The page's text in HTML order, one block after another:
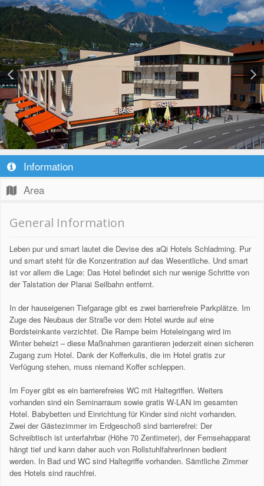
Information
Area
General Information
Leben pur und smart lautet die Devise des aQi Hotels Schladming. Pur
und smart steht für die Konzentration auf das Wesentliche. Und smart
ist vor allem die Lage: Das Hotel befindet sich nur wenige Schritte von
der Talstation der Planai Seilbahn entfernt.
In der hauseigenen Tiefgarage gibt es zwei barrierefreie Parkplätze. Im
Zuge des Neubaus der Straße vor dem Hotel wurde auf eine
Bordsteinkante verzichtet. Die Rampe beim Hoteleingang wird im
Winter beheizt – diese Maßnahmen garantieren jederzeit einen sicheren
Zugang zum Hotel. Dank der Kofferkulis, die im Hotel gratis zur
Verfügung stehen, muss niemand Koffer schleppen.
Im Foyer gibt es ein barrierefreies WC mit Haltegriffen. Weiters
vorhanden sind ein Seminarraum sowie gratis W-LAN im gesamten
Hotel. Babybetten und Einrichtung für Kinder sind nicht vorhanden.
Zwei der Gästezimmer im Erdgeschoß sind barrierefrei: Der
Schreibtisch ist unterfahrbar (Höhe 70 Zentimeter), der Fernsehapparat
hängt tief und kann daher auch von RollstuhlfahrerInnen bedient
werden. In Bad und WC sind Haltegriffe vorhanden. Sämtliche Zimmer
des Hotels sind rauchfrei.